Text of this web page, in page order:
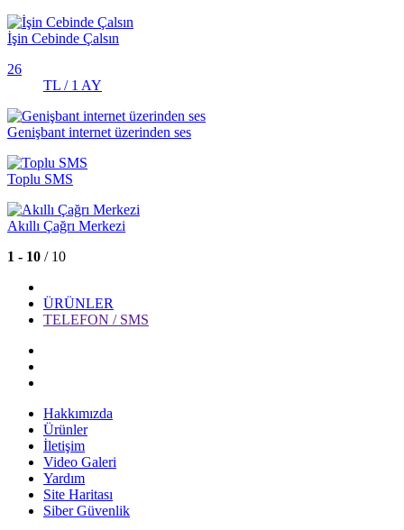
İşin Cebinde Çalsın
26
TL / 1 AY
Genişbant internet üzerinden ses
Toplu SMS
Akıllı Çağrı Merkezi
1 - 10 / 10
ÜRÜNLER
TELEFON / SMS
Hakkımızda
Ürünler
İletişim
Video Galeri
Yardım
Site Haritası
Siber Güvenlik